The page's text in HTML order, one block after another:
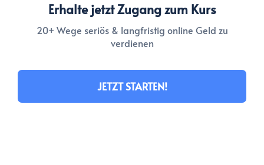
Erhalte jetzt Zugang zum Kurs
20+ Wege seriös & langfristig online Geld zu
verdienen
JETZT STARTEN!